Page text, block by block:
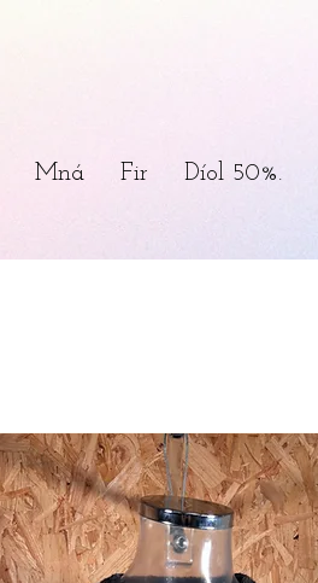
Mná Fir Díol 50%.